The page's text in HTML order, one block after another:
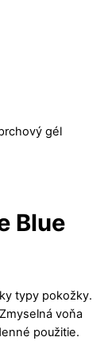
gél
Blue
typy pokožky.
voňa
použitie.